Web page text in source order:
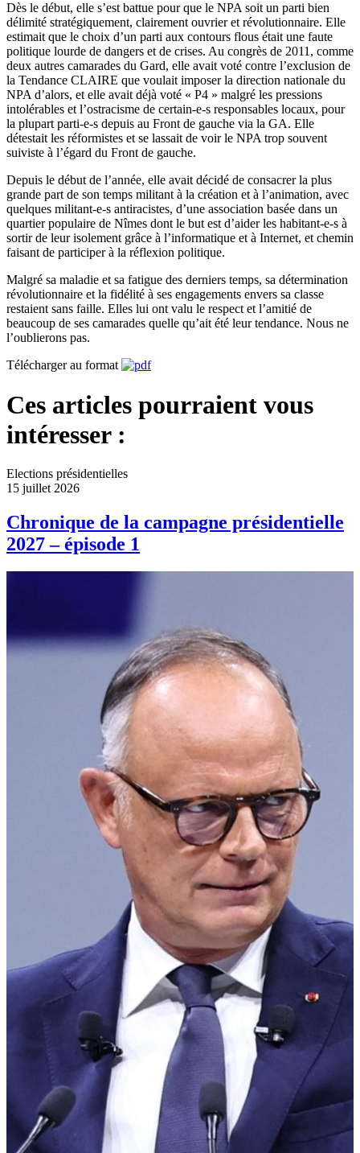
Dès le début, elle s’est battue pour que le NPA soit un parti bien
délimité stratégiquement, clairement ouvrier et révolutionnaire. Elle
estimait que le choix d’un parti aux contours flous était une faute
politique lourde de dangers et de crises. Au congrès de 2011, comme
deux autres camarades du Gard, elle avait voté contre l’exclusion de
la Tendance CLAIRE que voulait imposer la direction nationale du
NPA d’alors, et elle avait déjà voté « P4 » malgré les pressions
intolérables et l’ostracisme de certain-e-s responsables locaux, pour
la plupart parti-e-s depuis au Front de gauche via la GA. Elle
détestait les réformistes et se lassait de voir le NPA trop souvent
suiviste à l’égard du Front de gauche.
Depuis le début de l’année, elle avait décidé de consacrer la plus
grande part de son temps militant à la création et à l’animation, avec
quelques militant-e-s antiracistes, d’une association basée dans un
quartier populaire de Nîmes dont le but est d’aider les habitant-e-s à
sortir de leur isolement grâce à l’informatique et à Internet, et chemin
faisant de participer à la réflexion politique.
Malgré sa maladie et sa fatigue des derniers temps, sa détermination
révolutionnaire et la fidélité à ses engagements envers sa classe
restaient sans faille. Elles lui ont valu le respect et l’amitié de
beaucoup de ses camarades quelle qu’ait été leur tendance. Nous ne
l’oublierons pas.
Télécharger au format
Ces articles pourraient vous
intéresser :
Elections présidentielles
15 juillet 2026
Chronique de la campagne présidentielle
2027 – épisode 1